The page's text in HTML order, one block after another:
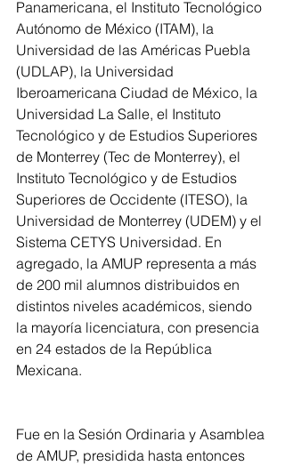
Panamericana, el Instituto Tecnológico
Autónomo de México (ITAM), la
Universidad de las Américas Puebla
(UDLAP), la Universidad
Iberoamericana Ciudad de México, la
Universidad La Salle, el Instituto
Tecnológico y de Estudios Superiores
de Monterrey (Tec de Monterrey), el
Instituto Tecnológico y de Estudios
Superiores de Occidente (ITESO), la
Universidad de Monterrey (UDEM) y el
Sistema CETYS Universidad. En
agregado, la AMUP representa a más
de 200 mil alumnos distribuidos en
distintos niveles académicos, siendo
la mayoría licenciatura, con presencia
en 24 estados de la República
Mexicana.
Fue en la Sesión Ordinaria y Asamblea
de AMUP, presidida hasta entonces